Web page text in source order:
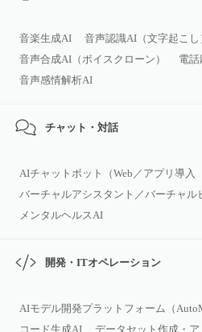
音楽生成AI 音声認識AI（文字起こし
音声合成AI（ボイスクローン）
電
音声感情解析AI
チャット・対話
AIチャットボット（Web／アプリ導入
バーチャルアシスタント／バーチャル
メンタルヘルスAI
開発・ITオペレーション
AIモデル開発プラットフォーム（
コード生成AI
データセット作成・